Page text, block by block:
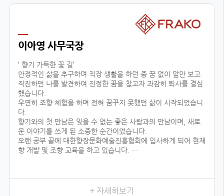
이아영 사무국장
‘ 향기 가득한 꽃 길’
안정적인 삶을 추구하며 직장 생활을 하던 중 꿈 없이 앞만 보고
직진하던 나를 발견하여 진정한 꿈을 찾고자 과감히 퇴사를 결심
했습니다.
우연히 조향 체험을 하며 전혀 꿈꾸지 못했던 삶이 시작되었습니
다.
향기와의 첫 만남은 잊을 수 없는 좋은 사람과의 만남이며, 새로
운 이야기를 쓰게 된 소중한 순간이었습니다.
오랜 공부 끝에 대한향장문화예술진흥협회에 입사하게 되어 현재
향 개발 및 조향 교육을 하고 있습니다.
교육 시, 창작자의 의도를 파악하기 위해 교육생 분들과 긴밀한
소통을 하며, 디테일한 조향 스킬을 코칭하고 있습니다.여러분 마
+ 자세히보기